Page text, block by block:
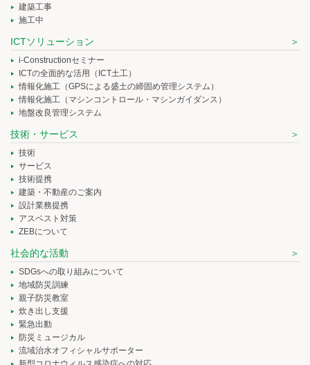
建築工事
施工中
ICTソリューション
i-Constructionセミナー
ICTの全面的な活用（ICT土工）
情報化施工（GPSによる盛土の締固め管理システム）
情報化施工（マシンコントロール・マシンガイダンス）
地盤改良管理システム
技術・サービス
技術
サービス
技術提携
建築・不動産のご案内
設計業務提携
アスベスト対策
ZEBについて
社会的な活動
SDGsへの取り組みについて
地域防災訓練
親子防災教室
炊き出し支援
緊急出動
防災ミュージカル
流域治水オフィシャルサポーター